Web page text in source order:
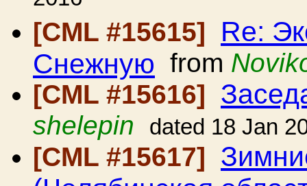
[CML #15615]
Re:
Снежную from
[CML #15616]
shelepin dated 18 Jan
[CML #15617]